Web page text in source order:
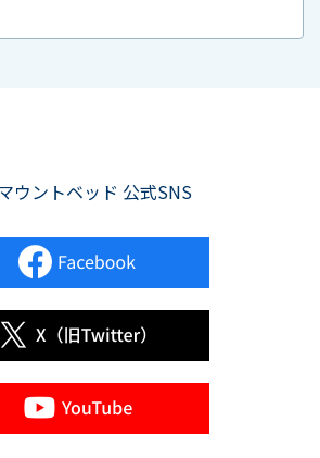
ウントベッド 公式SNS